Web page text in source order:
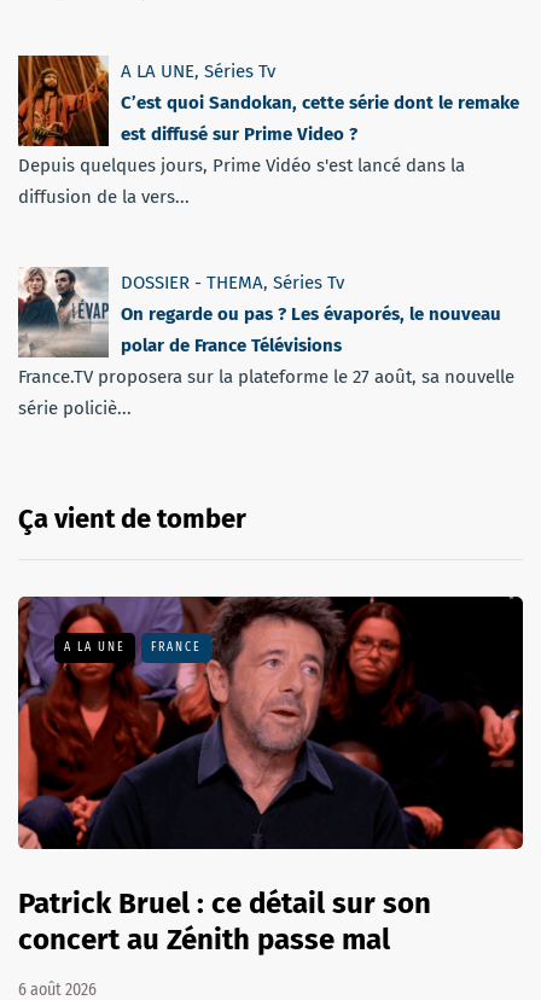
A LA UNE, Séries Tv
C’est quoi Sandokan, cette série dont le remake
est diffusé sur Prime Video ?
Depuis quelques jours, Prime Vidéo s'est lancé dans la
diffusion de la vers...
DOSSIER - THEMA, Séries Tv
On regarde ou pas ? Les évaporés, le nouveau
polar de France Télévisions
France.TV proposera sur la plateforme le 27 août, sa nouvelle
série policiè...
Ça vient de tomber
A LA UNE FRANCE
Patrick Bruel : ce détail sur son
concert au Zénith passe mal
6 août 2026